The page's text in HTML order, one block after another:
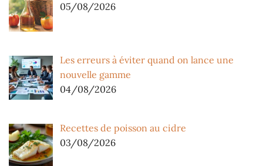
05/08/2026
Les erreurs à éviter quand on lance une
nouvelle gamme
04/08/2026
Recettes de poisson au cidre
03/08/2026